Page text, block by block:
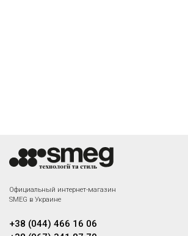
Официальный интернет-магазин
SMEG в Украине
+38 (044) 466 16 06